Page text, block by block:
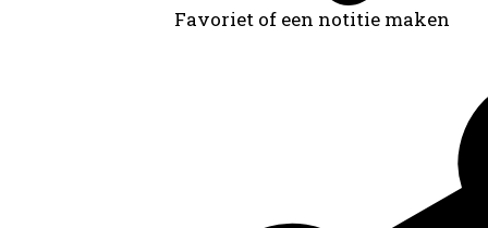
Favoriet of een notitie maken